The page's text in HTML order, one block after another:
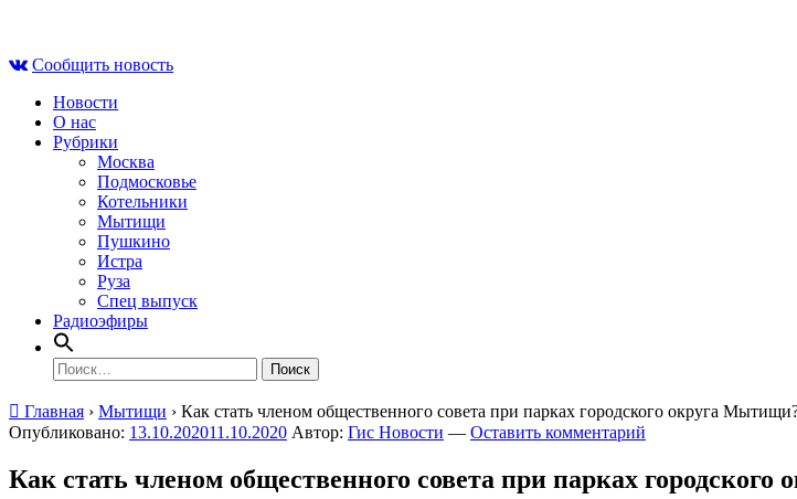
contentСообщить новость
Новости
О нас
Рубрики
Москва
Подмосковье
Котельники
Мытищи
Пушкино
Истра
Руза
Спец выпуск
Радиоэфиры
Найти:
Главная › Мытищи › Как стать членом общественного совета при парках городского округа
Опубликовано: 13.10.202011.10.2020 Автор: Гис Новости — Оставить комментарий
Как стать членом общественного совета при парках